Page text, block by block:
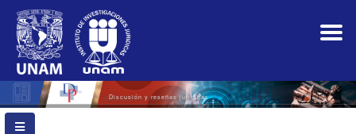
Navegación
principal
Contenido
principal
Barra
lateral
Discusión y reseñas jurídicas